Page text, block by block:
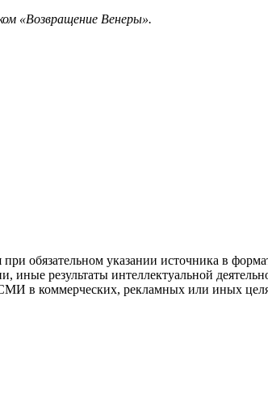
«Возвращение Венеры».
обязательном указании источника в
иные результаты интеллектуальной
в коммерческих, рекламных или иных